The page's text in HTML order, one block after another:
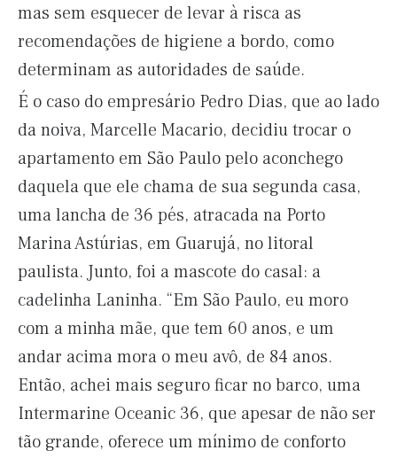
mas sem esquecer de levar à risca as
recomendações de higiene a bordo, como
determinam as autoridades de saúde.
É o caso do empresário Pedro Dias, que ao lado
da noiva, Marcelle Macario, decidiu trocar o
apartamento em São Paulo pelo aconchego
daquela que ele chama de sua segunda casa,
uma lancha de 36 pés, atracada na Porto
Marina Astúrias, em Guarujá, no litoral
paulista. Junto, foi a mascote do casal: a
cadelinha Laninha. “Em São Paulo, eu moro
com a minha mãe, que tem 60 anos, e um
andar acima mora o meu avô, de 84 anos.
Então, achei mais seguro ficar no barco, uma
Intermarine Oceanic 36, que apesar de não ser
tão grande, oferece um mínimo de conforto